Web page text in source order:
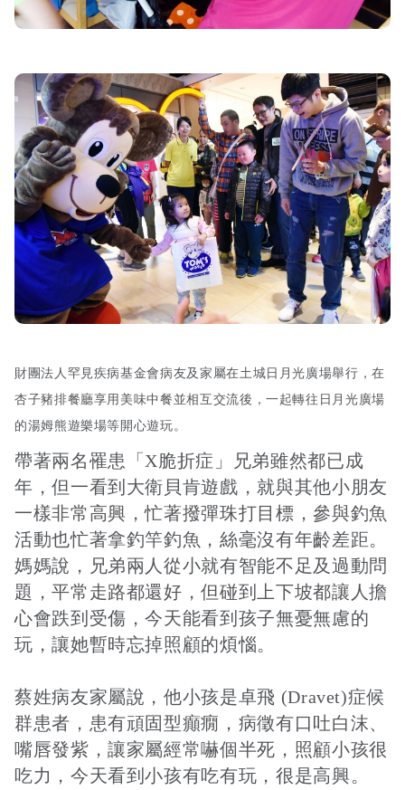
財團法人罕見疾病基金會病友及家屬在土城日月光廣場舉行，在
杏子豬排餐廳享用美味中餐並相互交流後，一起轉往日月光廣場
的湯姆熊遊樂場等開心遊玩。​
帶著兩名罹患「X脆折症」兄弟雖然都已成
年，但一看到大衛貝肯遊戲，就與其他小朋友
一樣非常高興，忙著撥彈珠打目標，參與釣魚
活動也忙著拿釣竿釣魚，絲毫沒有年齡差距。
媽媽說，兄弟兩人從小就有智能不足及過動問
題，平常走路都還好，但碰到上下坡都讓人擔
心會跌到受傷，今天能看到孩子無憂無慮的
玩，讓她暫時忘掉照顧的煩惱。
蔡姓病友家屬說，他小孩是卓飛 (Dravet)症候
群患者，患有頑固型癲癇，病徵有口吐白沫、
嘴唇發紫，讓家屬經常嚇個半死，照顧小孩很
吃力，今天看到小孩有吃有玩，很是高興。